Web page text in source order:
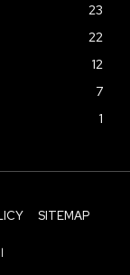
23
22
12
7
1
SITEMAP